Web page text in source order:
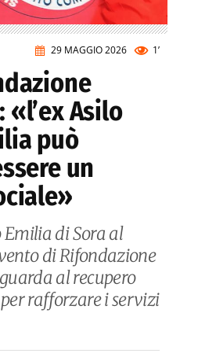
29 MAGGIO 2026 1’
Asilo
può
un
Emilia di Sora al
di Rifondazione
al recupero
rafforzare i servizi